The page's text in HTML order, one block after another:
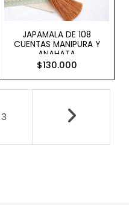
JAPAMALA DE 108
CUENTAS MANIPURA Y
ANAHATA
$130.000
3